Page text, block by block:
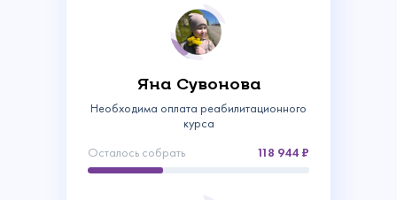
Яна Сувонова
Необходима оплата реабилитационного
курса
Осталось собрать
118 944